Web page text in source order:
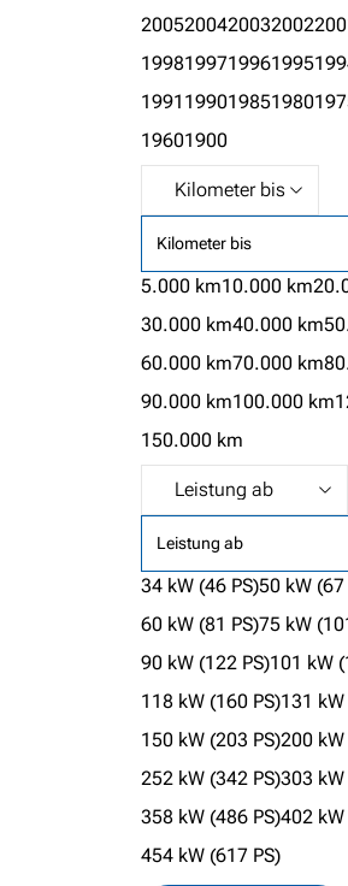
2005200420032002
1998199719961995
1991 199019851980
19601900
Kilometer bis
5.000 km10.000 km
30.000 km40.000 km
60.000 km70.000 km
90.000 km100.000 km
150.000 km
Leistung ab
34 kW (46 PS)50 kW (67
60 kW (81 PS)75 kW
90 kW (122 PS)101 kW
118 kW (160 PS)131
150 kW (203 PS)200 kW
252 kW (342 PS)303 kW
358 kW (486 PS)402 kW
454 kW (617 PS)